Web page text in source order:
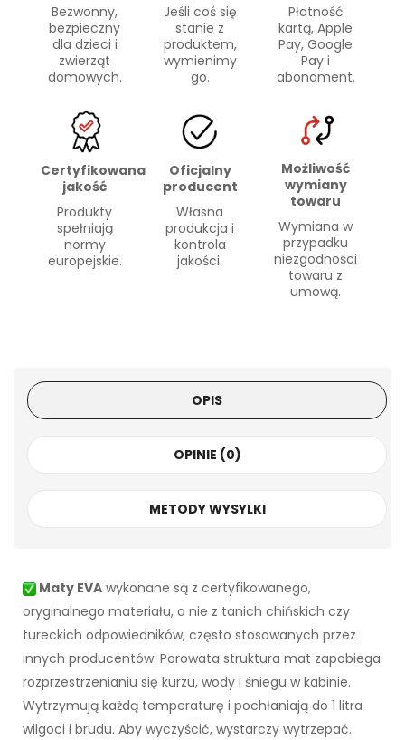
Bezwonny,
bezpieczny
dla dzieci i
zwierząt
domowych.
Jeśli coś się
stanie z
produktem,
wymienimy
go.
Płatność
kartą, Apple
Pay, Google
Pay i
abonament.
Certyfikowana
jakość
Produkty
spełniają
normy
europejskie.
Oficjalny
producent
Własna
produkcja i
kontrola
jakości.
Możliwość
wymiany
towaru
Wymiana w
przypadku
niezgodności
towaru z
umową.
OPIS
OPINIE (0)
METODY WYSYLKI
Maty EVA wykonane są z certyfikowanego,
oryginalnego materiału, a nie z tanich chińskich czy
tureckich odpowiedników, często stosowanych przez
innych producentów. Porowata struktura mat zapobiega
rozprzestrzenianiu się kurzu, wody i śniegu w kabinie.
Wytrzymują każdą temperaturę i pochłaniają do 1 litra
wilgoci i brudu. Aby wyczyścić, wystarczy wytrzepać.